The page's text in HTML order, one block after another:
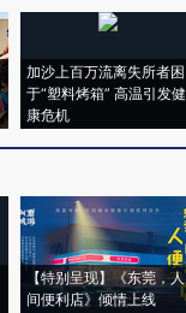
加沙上百万流离失所者困
于“塑料烤箱” 高温引发健
康危机
【特别呈现】《东莞，人
间便利店》倾情上线